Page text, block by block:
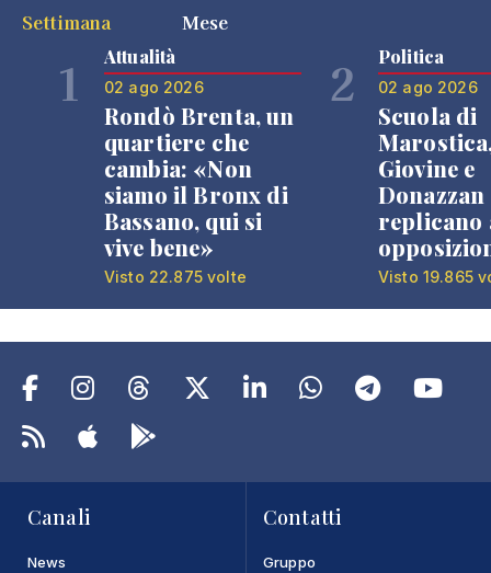
Settimana
Mese
1 Attualità
02 ago 2026
Rondò Brenta, un
quartiere che
cambia: «Non
siamo il Bronx di
Bassano, qui si
vive bene»
Visto 22.875 volte
2 Politica
02 ago 2026
Scuola di
Giovine e
Donazzan
replicano
Visto 19.865
Canali
News
Contatti
Gruppo